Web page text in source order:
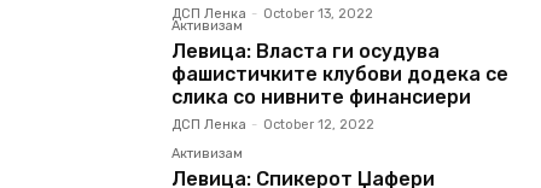
ДСП Ленка - October 13, 2022
Активизам
Левица: Власта ги осудува
фашистичките клубови додека се
слика со нивните финансиери
ДСП Ленка - October 12, 2022
Активизам
Левица: Спикерот Џафери